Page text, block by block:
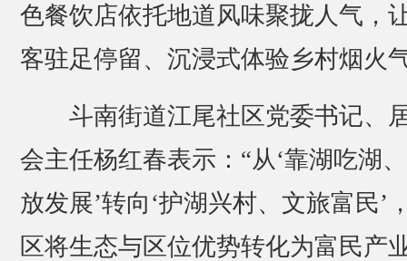
色餐饮店依托地道风味聚拢人气，
客驻足停留、沉浸式体验乡村烟火
斗南街道江尾社区党委书记、
会主任杨红春表示：“从‘靠湖吃湖
放发展’转向‘护湖兴村、文旅富民’
区将生态与区位优势转化为富民产